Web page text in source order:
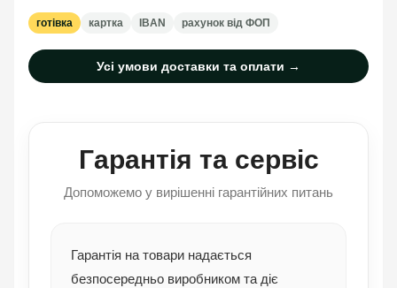
готівка картка IBAN рахунок від ФОП
Усі умови доставки та оплати →
Гарантія та сервіс
Допоможемо у вирішенні гарантійних питань
Гарантія на товари надається
безпосередньо виробником та діє